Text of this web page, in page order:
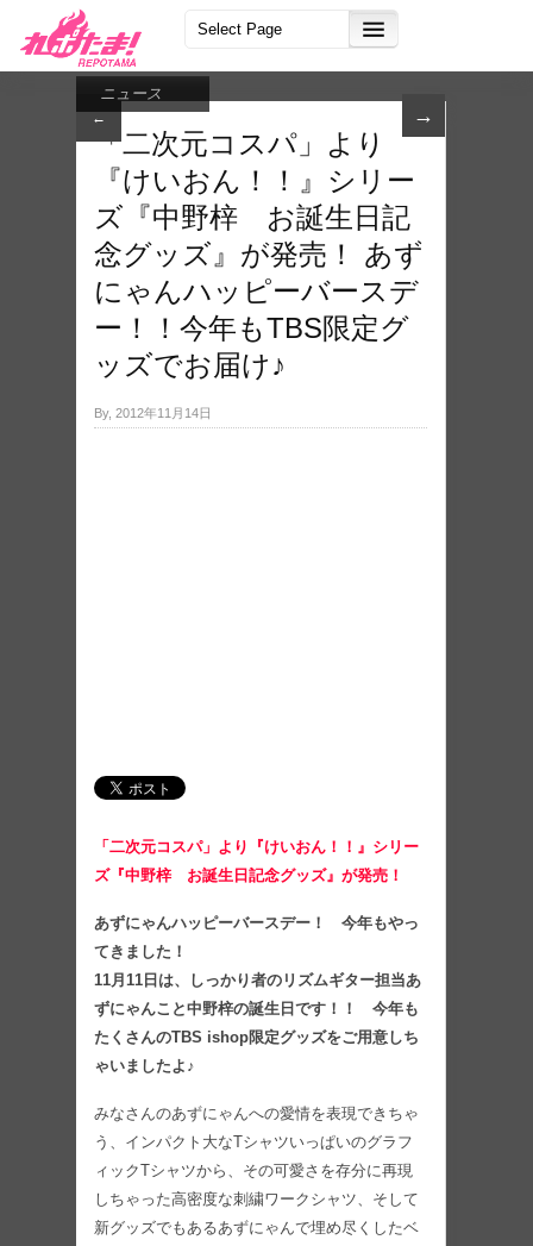
← →
ニュース
「二次元コスパ」より
『けいおん！！』シリー
ズ『中野梓 お誕生日記
念グッズ』が発売！ あず
にゃ​んハッピーバースデ
ー​！！今年もTBS限定グ​
ッズでお届け♪
By, 2012年11月14日
「二次元コスパ」より『けいおん！！』シリー
ズ『中野梓 お誕生日記念グッズ』が発売！
あずにゃんハッピーバースデー！ 今年もやっ
てきました！
11月11日は、しっかり者のリズムギター担当あ
ずにゃんこと中野梓の誕生日です！！ 今年も
たくさんのTBS ishop限定グッズをご用意しち
ゃいましたよ♪
みなさんのあずにゃんへの愛情を表現できちゃ
う、インパクト大なTシャツいっぱいのグラフ
ィックTシャツから、その可愛さを存分に再現
しちゃった高密度な刺繍ワークシャツ、そして
新グッズでもあるあずにゃんで埋め尽くしたベ